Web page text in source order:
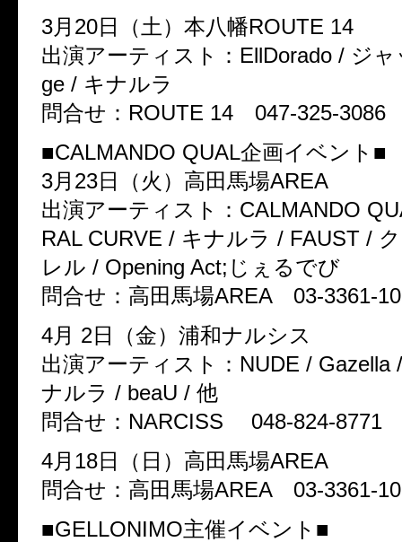
3月20日（土）本八幡ROUTE 14
出演アーティスト：EllDorado / ジ
ge / キナルラ
問合せ：ROUTE 14 047-325-3086
■CALMANDO QUAL企画イベント■
3月23日（火）高田馬場AREA
出演アーティスト：CALMANDO
RAL CURVE / キナルラ / FAUST /
レル / Opening Act;じぇるでび
問合せ：高田馬場AREA 03-3361-
4月 2日（金）浦和ナルシス
出演アーティスト：NUDE / Gazella
ナルラ / beaU / 他
問合せ：NARCISS 048-824-8771
4月18日（日）高田馬場AREA
問合せ：高田馬場AREA 03-3361-
■GELLONIMO主催イベント■